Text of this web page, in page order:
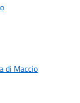
di Maccio